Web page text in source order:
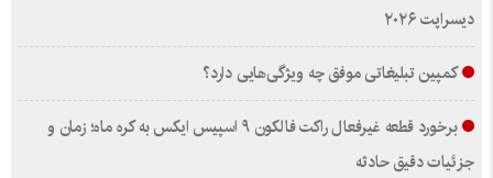
دیسراپت ۲۰۲۶
کمپین تبلیغاتی موفق چه ویژگی‌هایی دارد؟
برخورد قطعه غیرفعال راکت فالکون ۹ اسپیس ایکس به کره ماه؛ زمان و
جزئیات دقیق حادثه